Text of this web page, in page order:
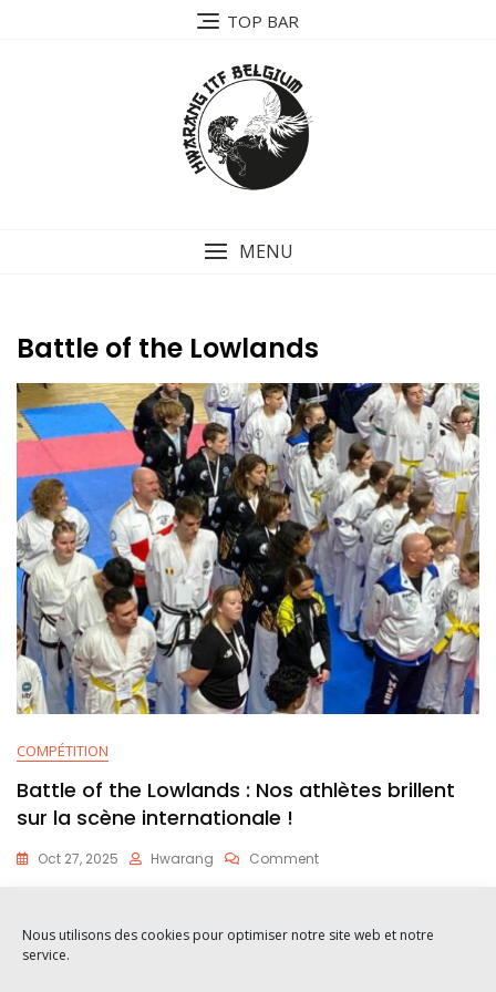
Nous utilisons des cookies pour optimiser notre site web et notre
service.
TOP BAR
MENU
Battle of the Lowlands
COMPÉTITION
Battle of the Lowlands : Nos athlètes brillent
sur la scène internationale !
Oct 27, 2025 Hwarang Comment
la Battle of the